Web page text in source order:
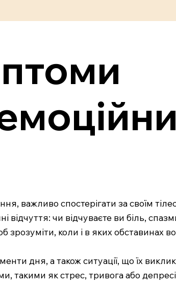
важливо спостерігати за своїм
чи відчуваєте ви біль,
зрозуміти, коли і в яких обставинах
дня, а також ситуації, що їх
такими як стрес, тривога або